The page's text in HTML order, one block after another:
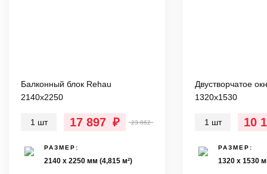
1 шт
Балконный блок Rehau
2140х2250
23 862
17 897 ₽
РАЗМЕР:
2140 х 2250 мм (4,815 м²)
1 шт
Двустворчатое
1320х1530
10
РАЗМЕР:
1320 х 1530